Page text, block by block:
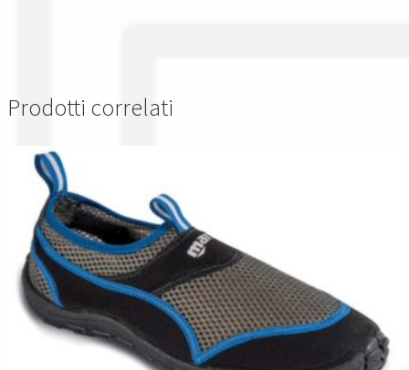
Prodotti correlati